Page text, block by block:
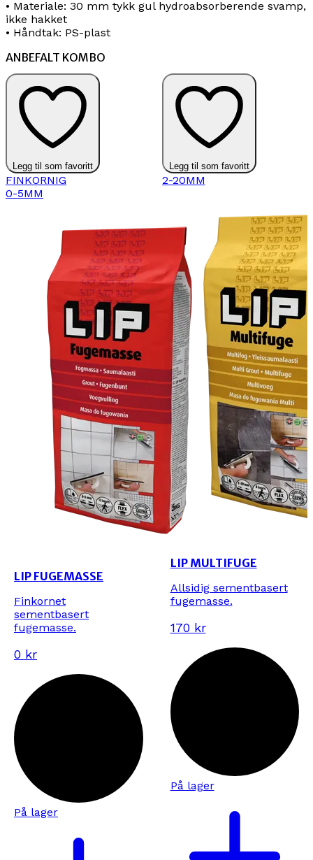
• Materiale: 30 mm tykk gul hydroabsorberende svamp,
ikke hakket
• Håndtak: PS-plast
ANBEFALT KOMBO
Legg til som favoritt
FINKORNIG
0-5MM
LIP FUGEMASSE
Finkornet
sementbasert
fugemasse.
0 kr
På lager
Legg til som favoritt
2-20MM
LIP MULTIFUGE
Allsidig sementbasert
fugemasse.
170 kr
På lager